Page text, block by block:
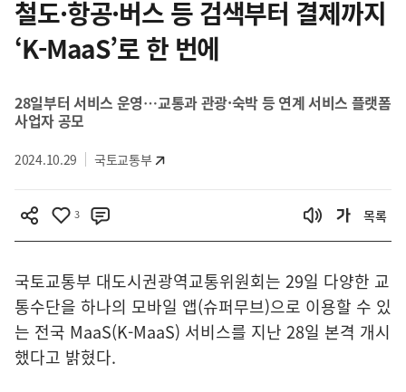
츠
영
철도·항공·버스 등 검색부터 결제까지
‘K-MaaS’로 한 번에
28일부터 서비스 운영…교통과 관광·숙박 등 연계 서비스 플랫폼
사업자 공모
2024.10.29 국토교통부
3 목록
국토교통부 대도시권광역교통위원회는 29일 다양한 교
통수단을 하나의 모바일 앱(슈퍼무브)으로 이용할 수 있
는 전국 MaaS(K-MaaS) 서비스를 지난 28일 본격 개시
했다고 밝혔다.